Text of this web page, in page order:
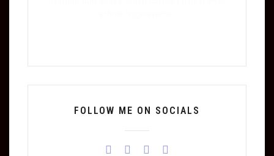
FOLLOW ME ON SOCIALS